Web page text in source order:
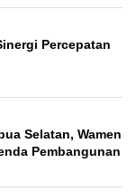
Percepatan
Selatan, Wamen
Pembangunan